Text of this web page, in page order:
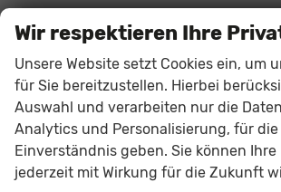
Zustand
Zustand, Beschaffenheit
Zustand, Fahrfähigkeit
Gesamtpreis
incl. 19% MwSt., den Kosten für Überführung
Wir respektieren Ihre
Unsere Website setzt Cookies ein, um
für Sie bereitzustellen. Hierbei
Auswahl und verarbeiten nur die
Analytics und Personalisierung, für die
Einverständnis geben. Sie können
jederzeit mit Wirkung für die Zukunft